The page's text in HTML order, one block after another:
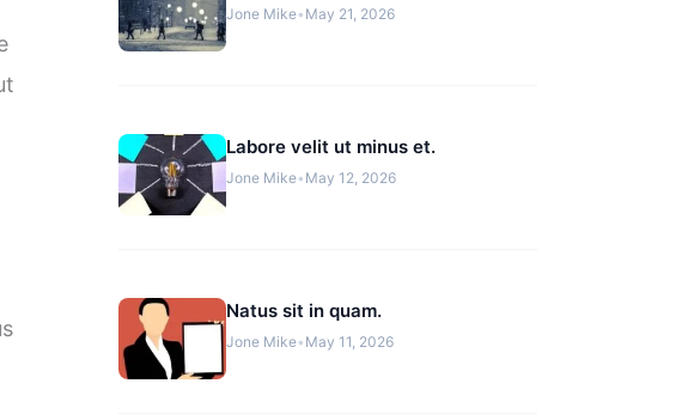
Jone Mike• May 21, 2026
Labore velit ut minus et.
Jone Mike• May 12, 2026
Natus sit in quam.
Jone Mike• May 11, 2026